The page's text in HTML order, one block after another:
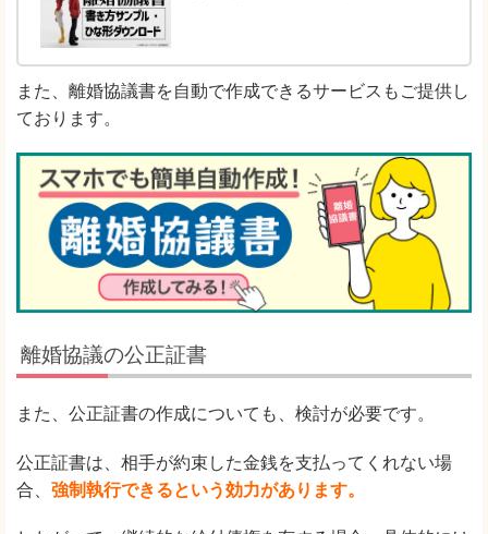
また、離婚協議書を自動で作成できるサービスもご提供し
ております。
離婚協議の公正証書
また、公正証書の作成についても、検討が必要です。
公正証書は、相手が約束した金銭を支払ってくれない場
合、 強制執行できるという効力があります。